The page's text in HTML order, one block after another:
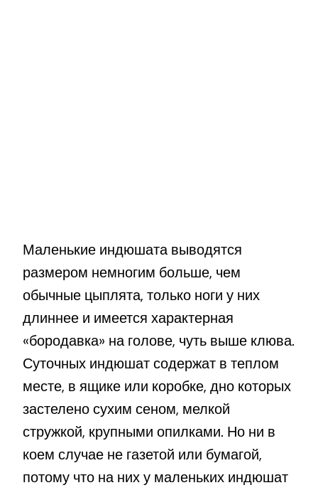
Маленькие индюшата выводятся
размером немногим больше, чем
обычные цыплята, только ноги у них
длиннее и имеется характерная
«бородавка» на голове, чуть выше клюва.
Суточных индюшат содержат в теплом
месте, в ящике или коробке, дно которых
застелено сухим сеном, мелкой
стружкой, крупными опилками. Но ни в
коем случае не газетой или бумагой,
потому что на них у маленьких индюшат